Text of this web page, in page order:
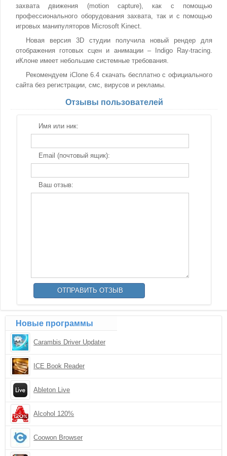
захвата движения (motion capture), как с помощью
профессионального оборудования захвата, так и с помощью
игровых манипуляторов Microsoft Kinect.
Новая версия 3D студии получила новый рендер для
отображения готовых сцен и анимации – Indigo Ray-tracing.
иКлоне имеет небольшие системные требования.
Рекомендуем iClone 6.4 скачать бесплатно с официального
сайта без регистрации, смс, вирусов и рекламы.
Отзывы пользователей
Имя или ник:
Email (почтовый ящик):
Ваш отзыв:
Новые программы
Carambis Driver Updater
ICE Book Reader
Ableton Live
Alcohol 120%
Coowon Browser